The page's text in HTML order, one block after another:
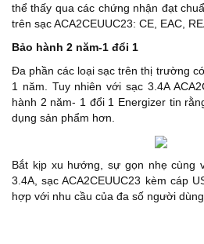
thể thấy qua các chứng nhận đạt
trên sạc ACA2CEUUC23: CE, EAC,
Bảo hành 2 năm-1 đổi 1
Đa phần các loại sạc trên thị trường
1 năm. Tuy nhiên với sạc 3.4A
hành 2 năm- 1 đổi 1 Energizer tin
dụng sản phẩm hơn.
Bắt kịp xu hướng, sự gọn nhẹ cùng
3.4A, sạc ACA2CEUUC23 kèm cáp
hợp với nhu cầu của đa số người